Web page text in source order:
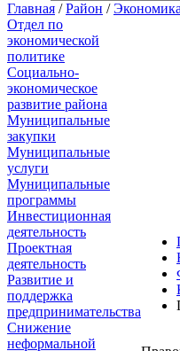
Главная /Район /Экономика
Отдел по
экономической
политике
Социально-
экономическое
развитие района
Муниципальные
закупки
Муниципальные
услуги
Муниципальные
программы
Инвестиционная
деятельность
Проектная
деятельность
Развитие и
поддержка
предпринимательства
Снижение
неформальной